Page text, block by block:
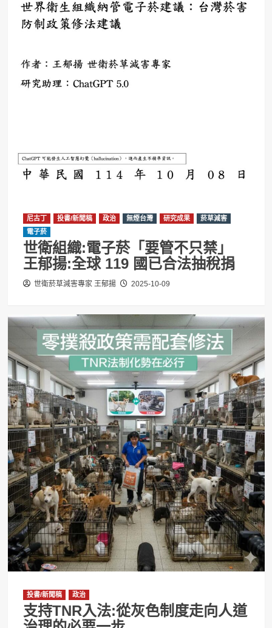
尼古丁 投書/新聞稿 政治 無煙台灣 研究成果
菸草減害
電子菸
世衛組織:電子菸「要管不只禁」
王郁揚:全球 119 國已合法抽稅捐
世衛菸草減害專家 王郁揚 2025-10-09
投書/新聞稿 政治
支持TNR入法:從灰色制度走向人道